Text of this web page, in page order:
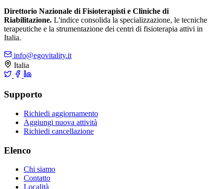
Direttorio Nazionale di Fisioterapisti e Cliniche di
Riabilitazione. L'indice consolida la specializzazione, le tecniche
terapeutiche e la strumentazione dei centri di fisioterapia attivi in
Italia.
info@egovitality.it
Italia
Supporto
Richiedi aggiornamento
Aggiungi nuova attività
Richiedi cancellazione
Elenco
Chi siamo
Contatto
Località